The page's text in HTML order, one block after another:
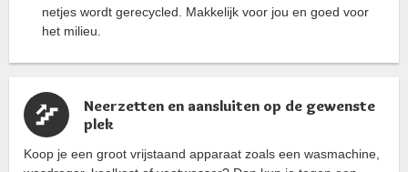
netjes wordt gerecycled. Makkelijk voor jou en goed voor
het milieu.
Neerzetten en aansluiten op de gewenste
plek
Koop je een groot vrijstaand apparaat zoals een wasmachine,